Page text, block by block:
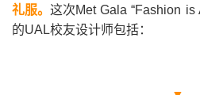
礼服。 这次Met Gala “Fashion is
的UAL校友设计师包括：